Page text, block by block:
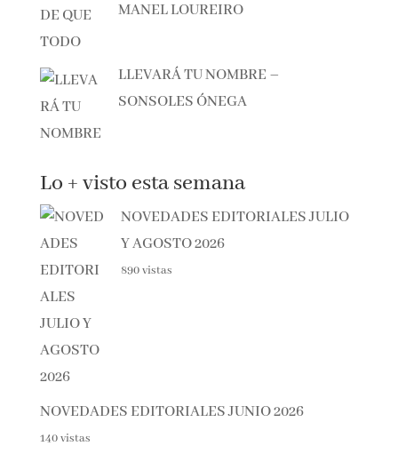
MANEL LOUREIRO
LLEVARÁ TU NOMBRE –
SONSOLES ÓNEGA
Lo + visto esta semana
NOVEDADES EDITORIALES JULIO
Y AGOSTO 2026
890 vistas
NOVEDADES EDITORIALES JUNIO 2026
140 vistas